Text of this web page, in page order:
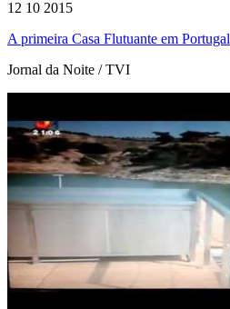
12 10 2015
A primeira Casa Flutuante em Portugal
Jornal da Noite / TVI